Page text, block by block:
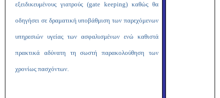
εξειδικευμένους γιατρούς (gate keeping) καθώς θα
οδηγήσει σε δραματική υποβάθμιση των παρεχόμενων
υπηρεσιών υγείας των ασφαλισμένων ενώ καθιστά
πρακτικά αδύνατη τη σωστή παρακολούθηση των
χρονίως πασχόντων.